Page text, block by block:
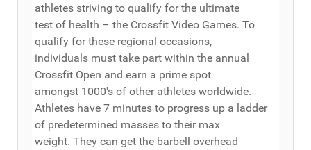
athletes striving to qualify for the ultimate
test of health – the Crossfit Video Games. To
qualify for these regional occasions,
individuals must take part within the annual
Crossfit Open and earn a prime spot
amongst 1000's of other athletes worldwide.
Athletes have 7 minutes to progress up a ladder
of predetermined masses to their max
weight. They can get the barbell overhead